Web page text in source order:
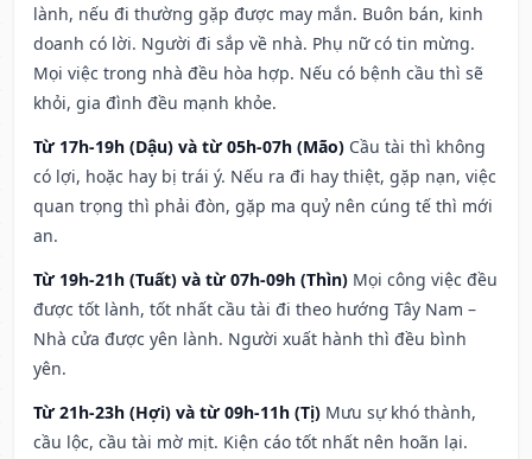
lành, nếu đi thường gặp được may mắn. Buôn bán, kinh
doanh có lời. Người đi sắp về nhà. Phụ nữ có tin mừng.
Mọi việc trong nhà đều hòa hợp. Nếu có bệnh cầu thì sẽ
khỏi, gia đình đều mạnh khỏe.
Từ 17h-19h (Dậu) và từ 05h-07h (Mão) Cầu tài thì không
có lợi, hoặc hay bị trái ý. Nếu ra đi hay thiệt, gặp nạn, việc
quan trọng thì phải đòn, gặp ma quỷ nên cúng tế thì mới
an.
Từ 19h-21h (Tuất) và từ 07h-09h (Thìn) Mọi công việc đều
được tốt lành, tốt nhất cầu tài đi theo hướng Tây Nam –
Nhà cửa được yên lành. Người xuất hành thì đều bình
yên.
Từ 21h-23h (Hợi) và từ 09h-11h (Tị) Mưu sự khó thành,
cầu lộc, cầu tài mờ mịt. Kiện cáo tốt nhất nên hoãn lại.